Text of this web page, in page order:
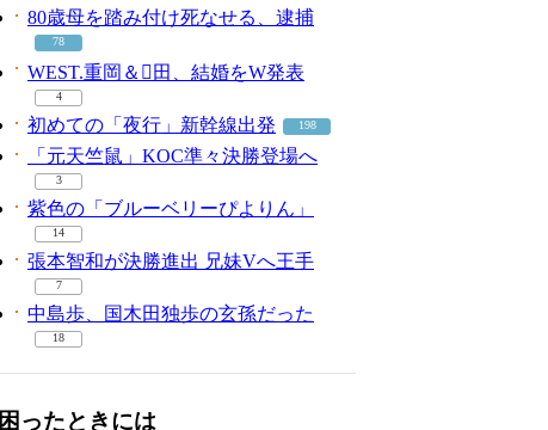
80歳母を踏み付け死なせる、逮捕
78
WEST.重岡＆田、結婚をW発表
4
初めての「夜行」新幹線出発 198
「元天竺鼠」KOC準々決勝登場へ
3
紫色の「ブルーベリーぴよりん」
14
張本智和が決勝進出 兄妹Vへ王手
7
中島歩、国木田独歩の玄孫だった
18
困ったときには